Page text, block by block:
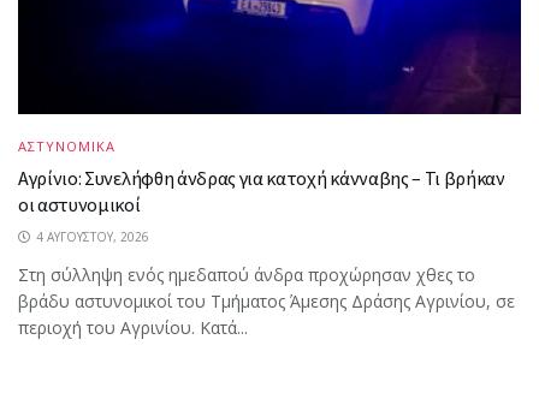
ΑΣΤΥΝΟΜΙΚΑ
Αγρίνιο: Συνελήφθη άνδρας για κατοχή κάνναβης – Τι βρήκαν
οι αστυνομικοί
4 ΑΥΓΟΎΣΤΟΥ, 2026
Στη σύλληψη ενός ημεδαπού άνδρα προχώρησαν χθες το
βράδυ αστυνομικοί του Τμήματος Άμεσης Δράσης Αγρινίου, σε
περιοχή του Αγρινίου. Κατά...